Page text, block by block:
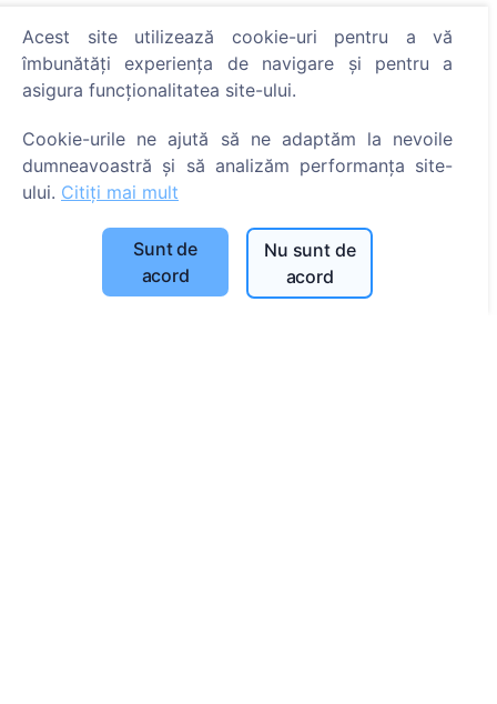
Politica de confidențialitate
Politica de plăți
Setări cookie-uri
Caută decedați
Caută cimitire
Acest site utilizează cookie-uri pentru a vă
îmbunătăți experiența de navigare și pentru a
asigura funcționalitatea site-ului.
Cookie-urile ne ajută să ne adaptăm la nevoile
dumneavoastră și să analizăm performanța site-
ului. Citiți mai mult
Sunt de
acord
Nu sunt de
acord